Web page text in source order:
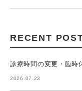
RECENT
診療時間の変更・臨時
2026.07.23